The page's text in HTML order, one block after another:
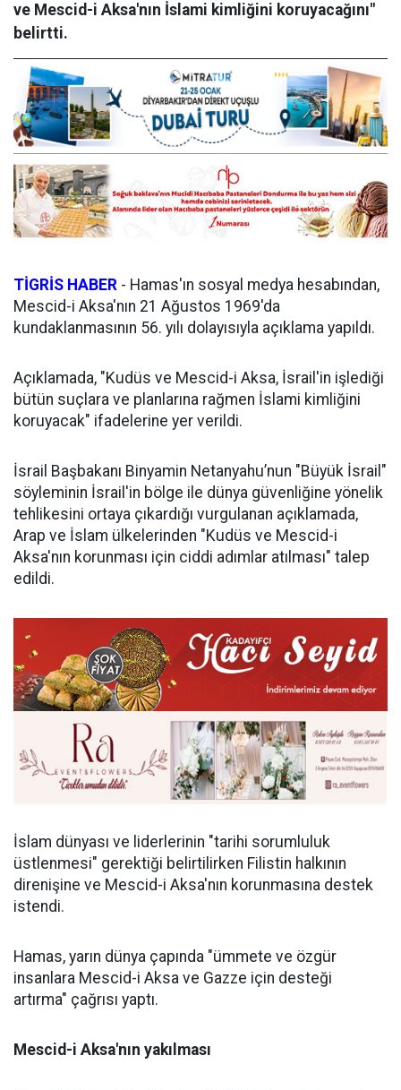
ve Mescid-i Aksa'nın İslami kimliğini koruyacağını"
belirtti.
TİGRİS HABER - Hamas'ın sosyal medya hesabından,
Mescid-i Aksa'nın 21 Ağustos 1969'da
kundaklanmasının 56. yılı dolayısıyla açıklama yapıldı.
Açıklamada, "Kudüs ve Mescid-i Aksa, İsrail'in işlediği
bütün suçlara ve planlarına rağmen İslami kimliğini
koruyacak" ifadelerine yer verildi.
İsrail Başbakanı Binyamin Netanyahu’nun "Büyük İsrail"
söyleminin İsrail'in bölge ile dünya güvenliğine yönelik
tehlikesini ortaya çıkardığı vurgulanan açıklamada,
Arap ve İslam ülkelerinden "Kudüs ve Mescid-i
Aksa'nın korunması için ciddi adımlar atılması" talep
edildi.
İslam dünyası ve liderlerinin "tarihi sorumluluk
üstlenmesi" gerektiği belirtilirken Filistin halkının
direnişine ve Mescid-i Aksa'nın korunmasına destek
istendi.
Hamas, yarın dünya çapında "ümmete ve özgür
insanlara Mescid-i Aksa ve Gazze için desteği
artırma" çağrısı yaptı.
Mescid-i Aksa'nın yakılması